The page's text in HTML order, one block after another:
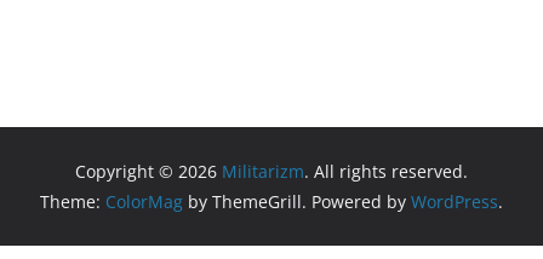
Copyright © 2026 Militarizm. All rights reserved.
Theme: ColorMag by ThemeGrill. Powered by WordPress.